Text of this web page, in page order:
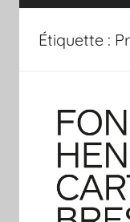
Étiquette :